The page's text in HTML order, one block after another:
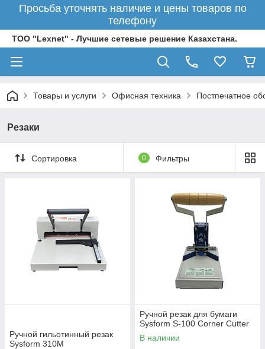
Просьба уточнять наличие и цены товаров по
телефону
ТОО "Lexnet" - Лучшие сетевые решение Казахстана.
Товары и услуги Офисная техника Постпечатное
Резаки
Сортировка 0 Фильтры
Ручной гильотинный резак
Sysform 310M
Ручной резак для бумаги
Sysform S-100 Corner Cutter
В наличии